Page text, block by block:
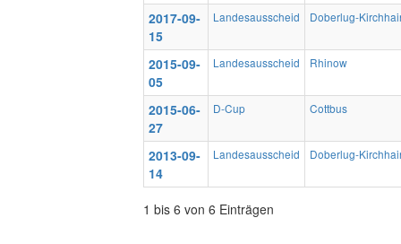
2017-09-
15
Landesausscheid Doberlug-
2015-09-
05
Landesausscheid Rhinow
2015-06-
27
D-Cup Cottbus
2013-09-
14
Landesausscheid Doberlug-
1 bis 6 von 6 Einträgen